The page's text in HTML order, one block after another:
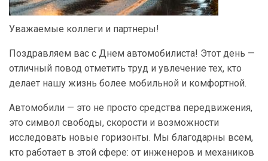
Уважаемые коллеги и партнеры!
Поздравляем вас с Днем автомобилиста! Этот день —
отличный повод отметить труд и увлечение тех, кто
делает нашу жизнь более мобильной и комфортной.
Автомобили — это не просто средства передвижения,
это символ свободы, скорости и возможности
исследовать новые горизонты. Мы благодарны всем,
кто работает в этой сфере: от инженеров и механиков